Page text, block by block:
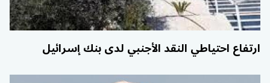
ارتفاع احتياطي النقد الأجنبي لدى بنك إسرائيل